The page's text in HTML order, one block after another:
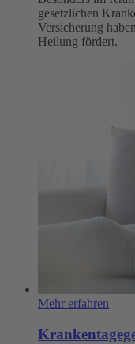
gesetzlichen
Versicherung
Heilung fördert.
Mehr erfahren